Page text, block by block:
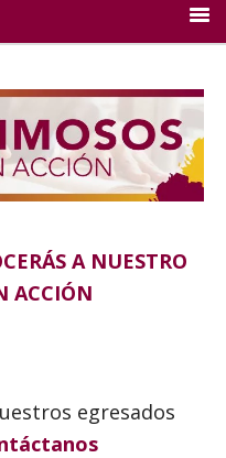
A NUESTRO
ACCIÓN
egresados